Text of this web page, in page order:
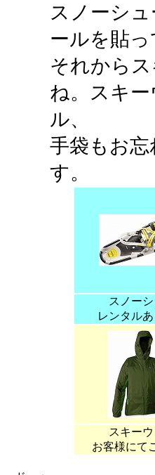
スノーシ
ールを貼
それから
ね。スキ
ル、
手袋もお
す。
スノー
レンタル
スキー
お客様にて